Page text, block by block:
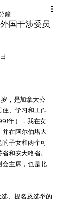
国干涉委员
鐘
住、学习和工作
年），我在女
并在阿尔伯塔大
的子女和两个可
和安大略省。
会主席，也是北
、提名及选举的